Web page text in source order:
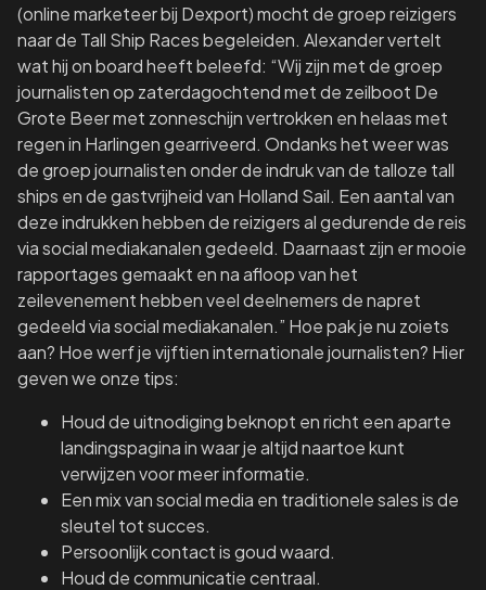
(online marketeer bij Dexport) mocht de groep reizigers
naar de Tall Ship Races begeleiden. Alexander vertelt
wat hij on board heeft beleefd: “Wij zijn met de groep
journalisten op zaterdagochtend met de zeilboot De
Grote Beer met zonneschijn vertrokken en helaas met
regen in Harlingen gearriveerd. Ondanks het weer was
de groep journalisten onder de indruk van de talloze tall
ships en de gastvrijheid van Holland Sail. Een aantal van
deze indrukken hebben de reizigers al gedurende de reis
via social mediakanalen gedeeld. Daarnaast zijn er mooie
rapportages gemaakt en na afloop van het
zeilevenement hebben veel deelnemers de napret
gedeeld via social mediakanalen.” Hoe pak je nu zoiets
aan? Hoe werf je vijftien internationale journalisten? Hier
geven we onze tips:
Houd de uitnodiging beknopt en richt een aparte
landingspagina in waar je altijd naartoe kunt
verwijzen voor meer informatie.
Een mix van social media en traditionele sales is de
sleutel tot succes.
Persoonlijk contact is goud waard.
Houd de communicatie centraal.